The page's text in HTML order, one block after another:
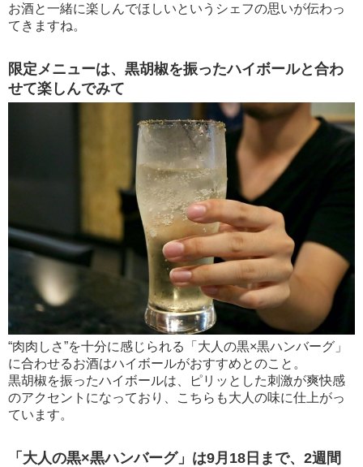
お酒と一緒に楽しんでほしいというシェフの思いが伝わっ
てきますね。
限定メニューは、黒胡椒を振ったハイボールと合わ
せて楽しんでみて
“肉肉しさ”を十分に感じられる「大人の黒×黒ハンバーグ」
に合わせるお酒はハイボールがおすすめとのこと。
黒胡椒を振ったハイボールは、ピリッとした刺激が爽快感
のアクセントになっており、こちらも大人の味に仕上がっ
ています。
「大人の黒×黒ハンバーグ」は9月18日まで、2週間